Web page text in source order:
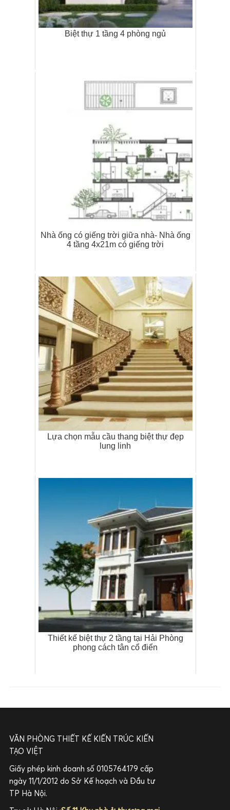
Biệt thự 1 tầng 4 phòng ngủ
Nhà ống có giếng trời giữa nhà- Nhà ống
4 tầng 4x21m có giếng trời
Lựa chọn mẫu cầu thang biệt thự đẹp
lung linh
Thiết kế biệt thự 2 tầng tại Hải Phòng
phong cách tân cổ điển
VĂN PHÒNG THIẾT KẾ KIẾN TRÚC KIẾN
TẠO VIỆT
Giấy phép kinh doanh số 0105764179 cấp
ngày 11/1/2012 do Sở Kế hoạch và Đầu tư
TP Hà Nội.